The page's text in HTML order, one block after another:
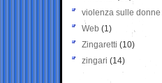
violenza sulle donne
Web (1)
Zingaretti (10)
zingari (14)